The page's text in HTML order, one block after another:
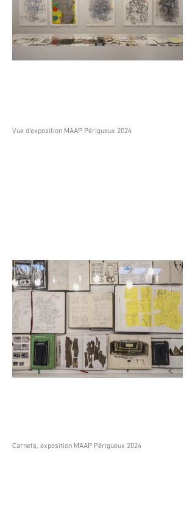
Vue d'exposition MAAP Périgueux 2024
Carnets, exposition MAAP Périgueux 2024